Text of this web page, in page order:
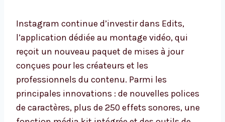
Instagram continue d’investir dans Edits,
l’application dédiée au montage vidéo, qui
reçoit un nouveau paquet de mises à jour
conçues pour les créateurs et les
professionnels du contenu. Parmi les
principales innovations : de nouvelles polices
de caractères, plus de 250 effets sonores, une